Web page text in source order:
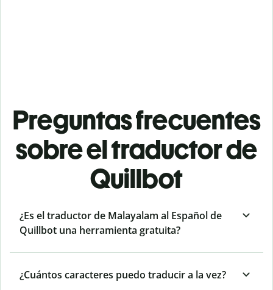
Preguntas frecuentes
sobre el traductor de
Quillbot
¿Es el traductor de Malayalam al Español de
Quillbot una herramienta gratuita?
¿Cuántos caracteres puedo traducir a la vez?